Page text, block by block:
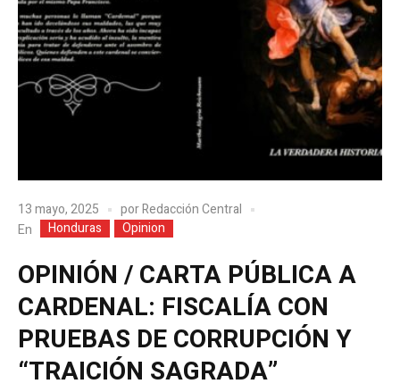
13 mayo, 2025 porRedacción Central
En
Honduras Opinion
OPINIÓN / CARTA PÚBLICA A
CARDENAL: FISCALÍA CON
PRUEBAS DE CORRUPCIÓN Y
“TRAICIÓN SAGRADA”